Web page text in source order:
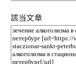
該当文章